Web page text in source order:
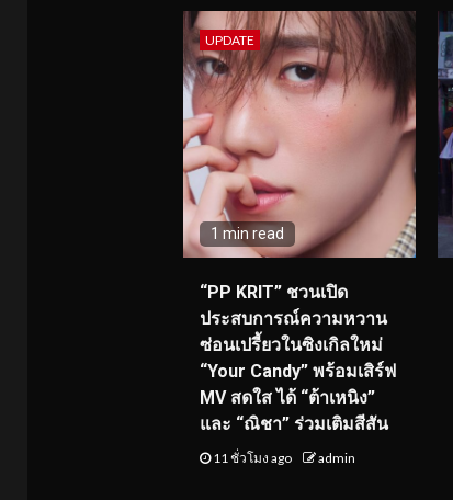
UPDATE
1 min read
“PP KRIT” ชวนเปิด
ประสบการณ์ความหวาน
ซ่อนเปรี้ยวในซิงเกิลใหม่
“Your Candy” พร้อมเสิร์ฟ
MV สดใส ได้ “ต้าเหนิง”
และ “ณิชา” ร่วมเติมสีสัน
11 ชั่วโมง ago admin